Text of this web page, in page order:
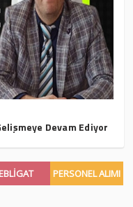
Devam Ediyor